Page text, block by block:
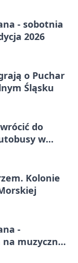
- sobotnia
2026
o Puchar
Śląsku
do
w
Kolonie
-
na muzyczną